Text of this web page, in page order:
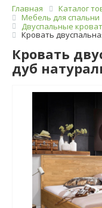
Главная Каталог
Мебель для спальни
Двуспальные
Кровать
Кровать
дуб